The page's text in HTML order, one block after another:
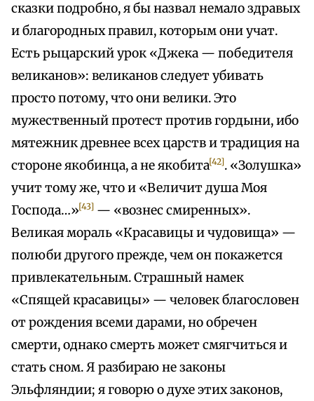
сказки подробно, я бы назвал немало здравых
и благородных правил, которым они учат.
Есть рыцарский урок «Джека — победителя
великанов»: великанов следует убивать
просто потому, что они велики. Это
мужественный протест против гордыни, ибо
мятежник древнее всех царств и традиция на
стороне якобинца, а не якобита[42]. «Золушка»
учит тому же, что и «Величит душа Моя
Господа…»[43] — «вознес смиренных».
Великая мораль «Красавицы и чудовища» —
полюби другого прежде, чем он покажется
привлекательным. Страшный намек
«Спящей красавицы» — человек благословен
от рождения всеми дарами, но обречен
смерти, однако смерть может смягчиться и
стать сном. Я разбираю не законы
Эльфляндии; я говорю о духе этих законов,